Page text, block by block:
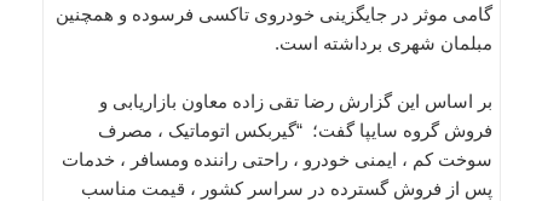
گامی موثر در جایگزینی خودروی تاکسی فرسوده و همچنین
مبلمان شهری برداشته است.
بر اساس این گزارش رضا تقی زاده معاون بازاریابی و
فروش گروه سایپا گفت؛ “گیربکس اتوماتیک ، مصرف
سوخت کم ، ایمنی خودرو ، راحتی راننده ومسافر ، خدمات
پس از فروش گسترده در سراسر کشور ، قیمت مناسب